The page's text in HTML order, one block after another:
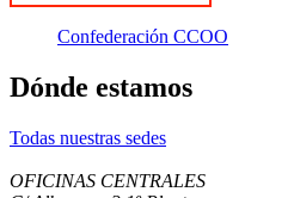
Confederación CCOO
Dónde estamos
Todas nuestras sedes
OFICINAS CENTRALES